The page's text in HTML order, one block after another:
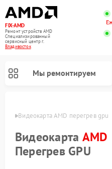
FIX-AMD
Ремонт устройств AMD
Специализированный
cервисный центр г.
Владивосток
Мы ремонтируем
Видеокарта AMD перегрев gpu
Видеокарта AMD
Перегрев GPU